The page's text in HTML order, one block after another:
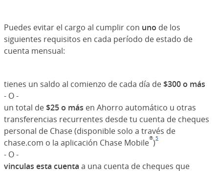
Puedes evitar el cargo al cumplir con uno de los
siguientes requisitos en cada período de estado de
cuenta mensual:
tienes un saldo al comienzo de cada día de$300 o más
- O -
un total de$25 o más en Ahorro automático u otras
transferencias recurrentes desde tu cuenta de cheques
personal de Chase (disponible solo a través de
chase.com o la aplicación Chase Mobile®)Nota al pie de
5
- O -
vinculas esta cuenta a una cuenta de cheques que